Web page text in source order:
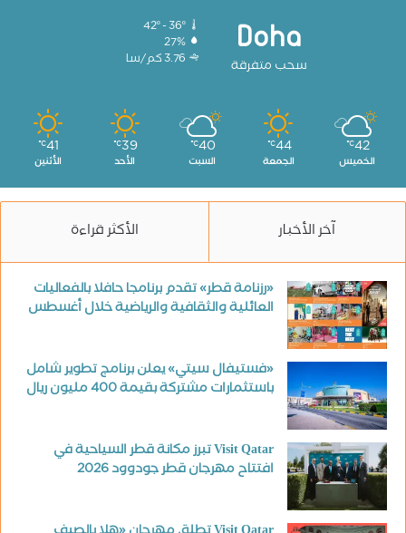
Doha
سحب متفرقة
42º - 36º
27%
3.76 كم/سا
42
℃
الخميس
44
℃
الجمعة
40
℃
السبت
39
℃
الأحد
41
℃
الأثنين
آخر الأخبار الأكثر قراءة
«رزنامة قطر» تقدم برنامجا حافلا بالفعاليات
العائلية والثقافية والرياضية خلال أغسطس
«فستيفال سيتي» يعلن برنامج تطوير شامل
باستثمارات مشتركة بقيمة 400 مليون ريال
Visit Qatar تبرز مكانة قطر السياحية في
افتتاح مهرجان قطر جودوود 2026